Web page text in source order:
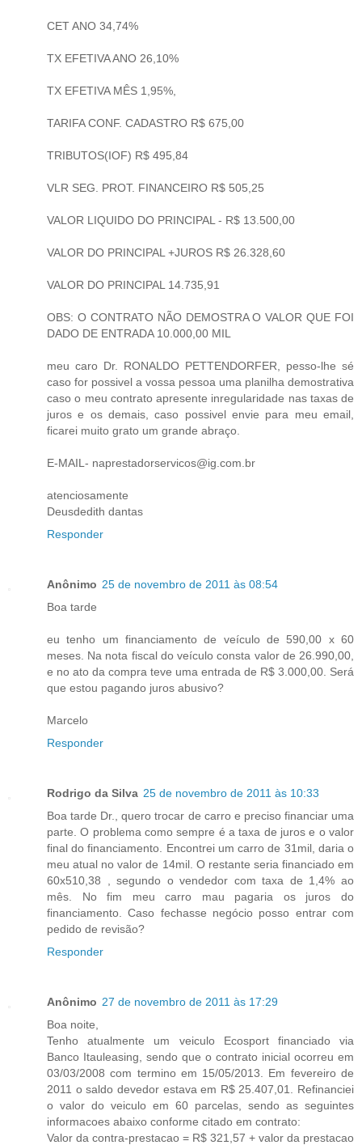
CET ANO 34,74%
TX EFETIVA ANO 26,10%
TX EFETIVA MÊS 1,95%,
TARIFA CONF. CADASTRO R$ 675,00
TRIBUTOS(IOF) R$ 495,84
VLR SEG. PROT. FINANCEIRO R$ 505,25
VALOR LIQUIDO DO PRINCIPAL - R$ 13.500,00
VALOR DO PRINCIPAL +JUROS R$ 26.328,60
VALOR DO PRINCIPAL 14.735,91
OBS: O CONTRATO NÃO DEMOSTRA O VALOR QUE FOI
DADO DE ENTRADA 10.000,00 MIL
meu caro Dr. RONALDO PETTENDORFER, pesso-lhe sé
caso for possivel a vossa pessoa uma planilha demostrativa
caso o meu contrato apresente inregularidade nas taxas de
juros e os demais, caso possivel envie para meu email,
ficarei muito grato um grande abraço.
E-MAIL- naprestadorservicos@ig.com.br
atenciosamente
Deusdedith dantas
Responder
Anônimo 25 de novembro de 2011 às 08:54
Boa tarde
eu tenho um financiamento de veículo de 590,00 x 60
meses. Na nota fiscal do veículo consta valor de 26.990,00,
e no ato da compra teve uma entrada de R$ 3.000,00. Será
que estou pagando juros abusivo?
Marcelo
Responder
Rodrigo da Silva 25 de novembro de 2011 às 10:33
Boa tarde Dr., quero trocar de carro e preciso financiar uma
parte. O problema como sempre é a taxa de juros e o valor
final do financiamento. Encontrei um carro de 31mil, daria o
meu atual no valor de 14mil. O restante seria financiado em
60x510,38 , segundo o vendedor com taxa de 1,4% ao
mês. No fim meu carro mau pagaria os juros do
financiamento. Caso fechasse negócio posso entrar com
pedido de revisão?
Responder
Anônimo 27 de novembro de 2011 às 17:29
Boa noite,
Tenho atualmente um veiculo Ecosport financiado via
Banco Itauleasing, sendo que o contrato inicial ocorreu em
03/03/2008 com termino em 15/05/2013. Em fevereiro de
2011 o saldo devedor estava em R$ 25.407,01. Refinanciei
o valor do veiculo em 60 parcelas, sendo as seguintes
informacoes abaixo conforme citado em contrato:
Valor da contra-prestacao = R$ 321,57 + valor da prestacao